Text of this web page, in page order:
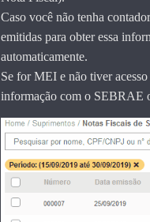
Caso você não tenha
emitidas para obter essa
automaticamente.
Se for MEI e não tiver
informação com o SEBRAE